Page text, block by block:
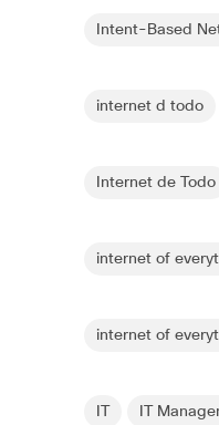
Intent-Based
internet d todo
Internet de Todo
internet of
internet of
IT